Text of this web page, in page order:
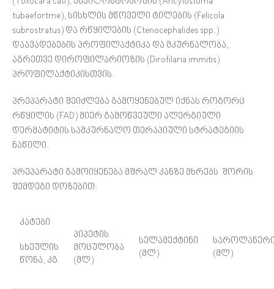
tubaefortme), სისხლის მწოველი ტილების (Felicola
subrostratus) და რწყილების (Ctenocephalides spp.)
დაავადებების პროფილაქტიკა და მკურნალობა,
აგრეთვე დიროფილარიოზის (Dirofilaria immitis)
პროფილაქტიკისთვის.
პრეპარატი შეიძლება გამოყენებულ იქნას როგორც
რწყილის (FAD) მიერ გამოწვეული ალერგიული
დერმატიტის სამკურნალო თერაპიული სტრატეგიის
ნაწილი.
პრეპარატი გამოიყენება მშრალ კანზე მხრებს შორის
შემდეგი დოზებით:
კატები
სხეულის
წონა, კგ
პიპეტის
მოცულობა
(მლ)
სელამექტინი
(მლ)
(მლ)